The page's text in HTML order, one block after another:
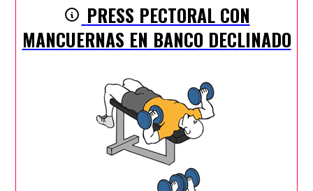
PRESS PECTORAL CON
MANCUERNAS EN BANCO DECLINADO